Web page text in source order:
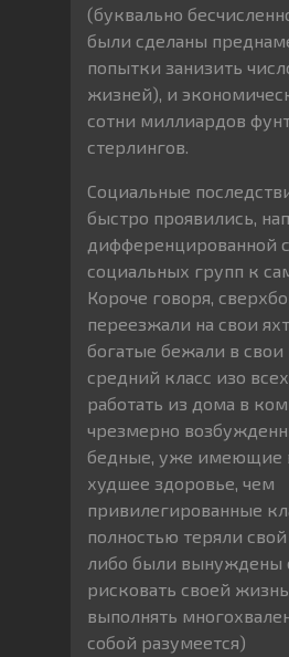
(буквально
были сделаны
попытки занизить
жизней), и
сотни миллиардов
стерлингов.
Социальные
быстро проявились,
дифференцированной
социальных групп к
Короче говоря,
переезжали на свои
богатые бежали в
средний класс изо
работать из дома в
чрезмерно
бедные, уже имеющие
худшее здоровье, чем
привилегированные
полностью теряли свой
либо были вынуждены
рисковать своей
выполнять
собой разумеется)